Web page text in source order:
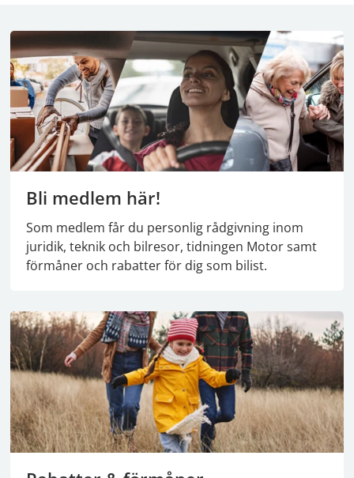
Bli medlem här!
Som medlem får du personlig rådgivning inom
juridik, teknik och bilresor, tidningen Motor samt
förmåner och rabatter för dig som bilist.